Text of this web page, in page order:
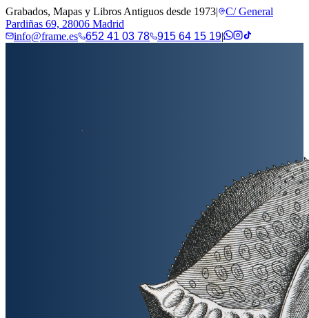
Grabados, Mapas y Libros Antiguos desde 1973|
C/ General
Pardiñas 69, 28006 Madrid
info@frame.es
652 41 03 78 915 64 15 19|